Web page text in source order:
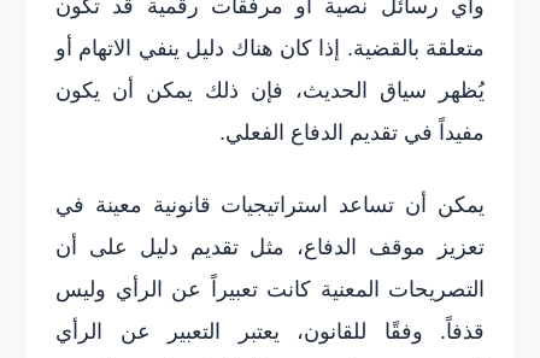
وأي رسائل نصية أو مرفقات رقمية قد تكون
متعلقة بالقضية. إذا كان هناك دليل ينفي الاتهام أو
يُظهر سياق الحديث، فإن ذلك يمكن أن يكون
مفيداً في تقديم الدفاع الفعلي.
يمكن أن تساعد استراتيجيات قانونية معينة في
تعزيز موقف الدفاع، مثل تقديم دليل على أن
التصريحات المعنية كانت تعبيراً عن الرأي وليس
قذفاً. وفقًا للقانون، يعتبر التعبير عن الرأي